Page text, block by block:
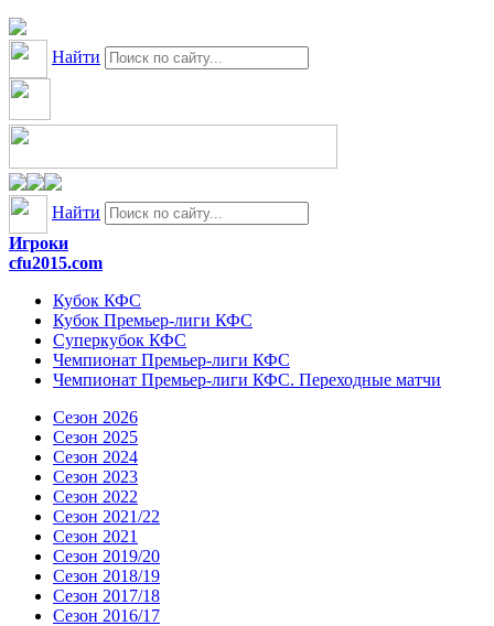
Найти
Найти
Игроки
cfu2015.com
Кубок КФС
Кубок Премьер-лиги КФС
Суперкубок КФС
Чемпионат Премьер-лиги КФС
Чемпионат Премьер-лиги КФС. Переходные матчи
Сезон 2026
Сезон 2025
Сезон 2024
Сезон 2023
Сезон 2022
Сезон 2021/22
Сезон 2021
Сезон 2019/20
Сезон 2018/19
Сезон 2017/18
Сезон 2016/17